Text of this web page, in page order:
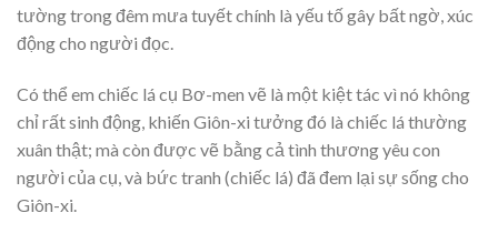
tường trong đêm mưa tuyết chính là yếu tố gây bất ngờ, xúc
động cho người đọc.
Có thể em chiếc lá cụ Bơ-men vẽ là một kiệt tác vì nó không
chỉ rất sinh động, khiến Giôn-xi tưởng đó là chiếc lá thường
xuân thật; mà còn được vẽ bằng cả tình thương yêu con
người của cụ, và bức tranh (chiếc lá) đã đem lại sự sống cho
Giôn-xi.